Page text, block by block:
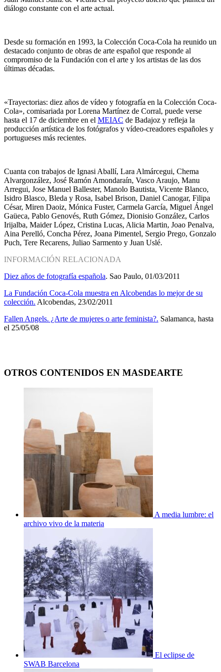
diálogo constante con el arte actual.
Desde su formación en 1993, la Colección Coca-Cola ha reunido un
destacado conjunto de obras de arte español que responde al
compromiso de la Fundación con el arte y los artistas de las dos
últimas décadas.
«Trayectorias: diez años de vídeo y fotografía en la Colección Coca-
Cola», comisariada por Lorena Martínez de Corral, puede verse
hasta el 17 de diciembre en el MEIAC de Badajoz y refleja la
producción artística de los fotógrafos y vídeo-creadores españoles y
portugueses más recientes.
Cuanta con trabajos de Ignasi Aballí, Lara Almárcegui, Chema
Alvargonzález, José Ramón Amondaraín, Vasco Araujo, Manu
Arregui, Jose Manuel Ballester, Manolo Bautista, Vicente Blanco,
Isidro Blasco, Bleda y Rosa, Isabel Brison, Daniel Canogar, Filipa
César, Miren Daoiz, Mónica Fuster, Carmela García, Miguel Ángel
Gaüeca, Pablo Genovés, Ruth Gómez, Dionisio González, Carlos
Irijalba, Maider López, Cristina Lucas, Alicia Martin, Joao Penalva,
Aina Perelló, Concha Pérez, Joana Pimentel, Sergio Prego, Gonzalo
Puch, Tere Recarens, Juliao Sarmento y Juan Uslé.
INFORMACIÓN RELACIONADA
Diez años de fotografía española. Sao Paulo, 01/03/2011
La Fundación Coca-Cola muestra en Alcobendas lo mejor de su
colección. Alcobendas, 23/02/2011
Fallen Angels. ¿Arte de mujeres o arte feminista?. Salamanca, hasta
el 25/05/08
OTROS CONTENIDOS EN MASDEARTE
A media lumbre: el
archivo vivo de la materia
El eclipse de
SWAB Barcelona